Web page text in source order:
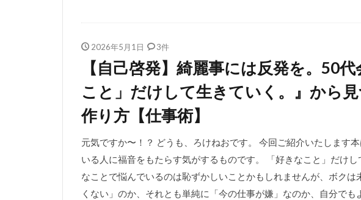
2026年5月1日 3件
【自己啓発】綺麗事には反発を。50
こと」だけして生きていく。』から
作り方【仕事術】
元気ですか〜！？ どうも、ろけねおです。 今回ご紹介いたします
いる人に福音をもたらす気がするものです。 「好きなこと」だけ
なことで悩んでいるのは恥ずかしいことかもしれませんが、ボクは
くない」のか、それとも単純に「今の仕事が嫌」なのか、自分でも